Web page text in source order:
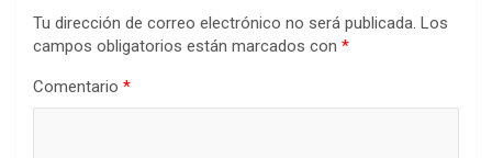
Tu dirección de correo electrónico no será publicada. Los
campos obligatorios están marcados con *
Comentario *